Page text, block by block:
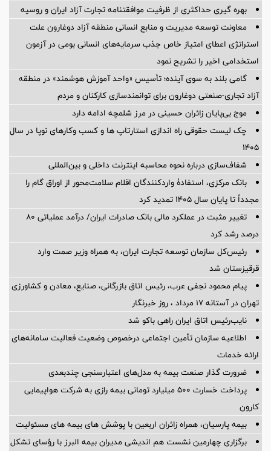
بهره گیری حداکثری از ظرفیت موافقتنامه تجارت آزاد ایران و روسیه
معاونت توسعه مدیریت و منابع انسانی منطقه آزاد دوغارون علت
استراتژی اعطای امتیاز خاص جذب سرمایه‌های انسانی بومی در آزمون
استخدامی اخیر را تشریح نمود
گامی بلند به سوی آینده؛ تأسیس «واحد آموزش هوشمند» در منطقه
آزاد تجاری-صنعتی دوغارون برای توانمندسازی کارکنان و مردم
موج بی‌پایان زائران حسینی در مرز شلمچه ادامه دارد
چک لیست حقوقی راه اندازی استارتاپ ها و کسب وکارهای نوپا در سال
۱۴۰۵
شفاف‌سازی درباره نحوه محاسبه اینترنت داخلی و بین‌المللی
بانک مرکزی، استفادۀ واردکنندگان اقلام سلامت‌محور از اوراق گام را
مجدداً تا پایان سال ۱۴۰۵ تمدید کرد
تغییر مثبت در عملکرد مالی بانک صادرات ایران/ درآمد عملیاتی 80
درصد رشد کرد
رئیس‌کل سازمان توسعه تجارت ایران، به همراه وزیر صمت وارد
قرقیزستان شد
پیام محمود نجفی عرب، رئیس اتاق بازرگانی، صنایع، معادن و کشاورزی
تهران در آستانه 17 مرداد ، روز خبرنگار
نایب‌رئیس اتاق ایران راهی باکو شد
اطلاعیه سازمان تأمین اجتماعی درخصوص وضعیت فعالیت سامانه‌های
ارائه خدمات
ضرورت گذار صنعت بیمه به مدل‌های اعتبارسنجی چندبعدی
پرداخت خسارت ۵۰۰ میلیارد تومانی بیمه رازی به شرکت هواپیمایی
کارون
بیمه پارسیان، همراه زائران اربعین با پوشش های بیمه های مسئولیت
برگزاری چهارمین نشست هم اندیشی مدیران بیمه البرز با رؤسای تشکل